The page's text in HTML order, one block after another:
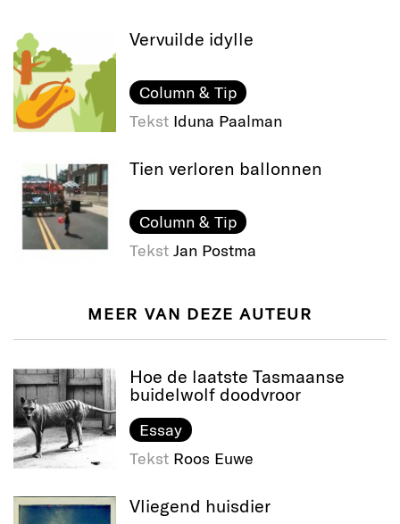
Vervuilde idylle
Column & Tip
Tekst Iduna Paalman
Tien verloren ballonnen
Column & Tip
Tekst Jan Postma
MEER VAN DEZE AUTEUR
Hoe de laatste Tasmaanse
buidelwolf doodvroor
Essay
Tekst Roos Euwe
Vliegend huisdier